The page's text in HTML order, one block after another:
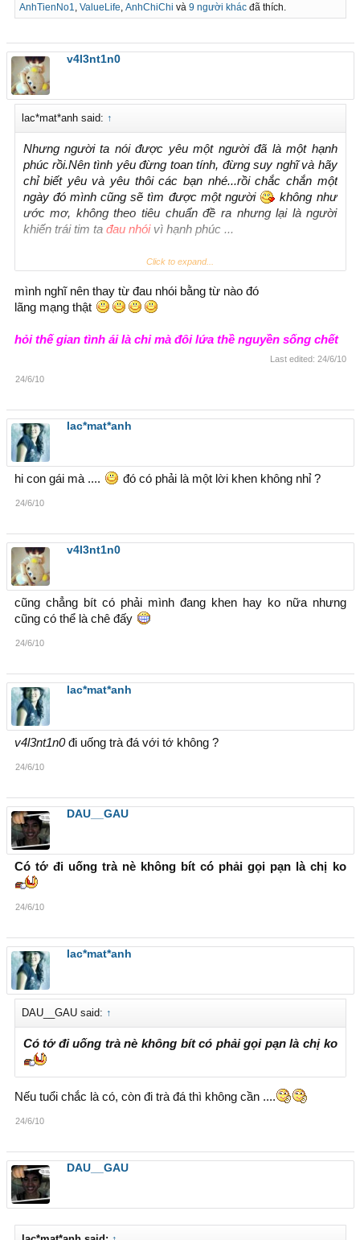
AnhTienNo1, ValueLife, AnhChiChi và 9 người khácđã thích.
v4l3nt1n0
lac*mat*anh said: ↑
Nhưng người ta nói được yêu một người đã là một hạnh
phúc rồi.Nên tình yêu đừng toan tính, đừng suy nghĩ và hãy
chỉ biết yêu và yêu thôi các bạn nhé...rồi chắc chắn một
ngày đó mình cũng sẽ tìm được một người
không như
ước mơ, không theo tiêu chuẩn đề ra nhưng lại là người
khiến trái tim ta đau nhóivì hạnh phúc ...
Chúc a một ngày : không " Buồn " như Duy Khánh . không "
Khóc " như Đông Nhi . không " Lạnh "như Khổng Tú Quỳnh.
có " 1 tình yêu tuyệt vời " như Phan Đinh Tùng.đừng bao giờ
như Ngô Kiến Huy " giả vờ yêu" để rồi " chợt khóc " như Chí
Cường. đừng khi nào thắc mắc hỏi những câu hỏi ngớ ngẩn
lờ chúc dành cho tất cả mọi người hehe
Click to expand...
mình nghĩ nên thay từ đau nhói bằng từ nào đó
lãng mạng thật
hỏi thế gian tình ái là chi mà đôi lứa thề nguyền sống chết
Last edited: 24/6/10
24/6/10
lac*mat*anh
hi con gái mà .... đó có phải là một lời khen không nhỉ ?
24/6/10
v4l3nt1n0
cũng chẳng bít có phải mình đang khen hay ko nữa nhưng
cũng có thể là chê đấy
24/6/10
lac*mat*anh
v4l3nt1n0đi uống trà đá với tớ không ?
24/6/10
DAU__GAU
Có tớ đi uống trà nè không bít có phải gọi pạn là chị ko
24/6/10
lac*mat*anh
DAU__GAU said: ↑
Có tớ đi uống trà nè không bít có phải gọi pạn là chị ko
Nếu tuổi chắc là có, còn đi trà đá thì không cần ....
24/6/10
DAU__GAU